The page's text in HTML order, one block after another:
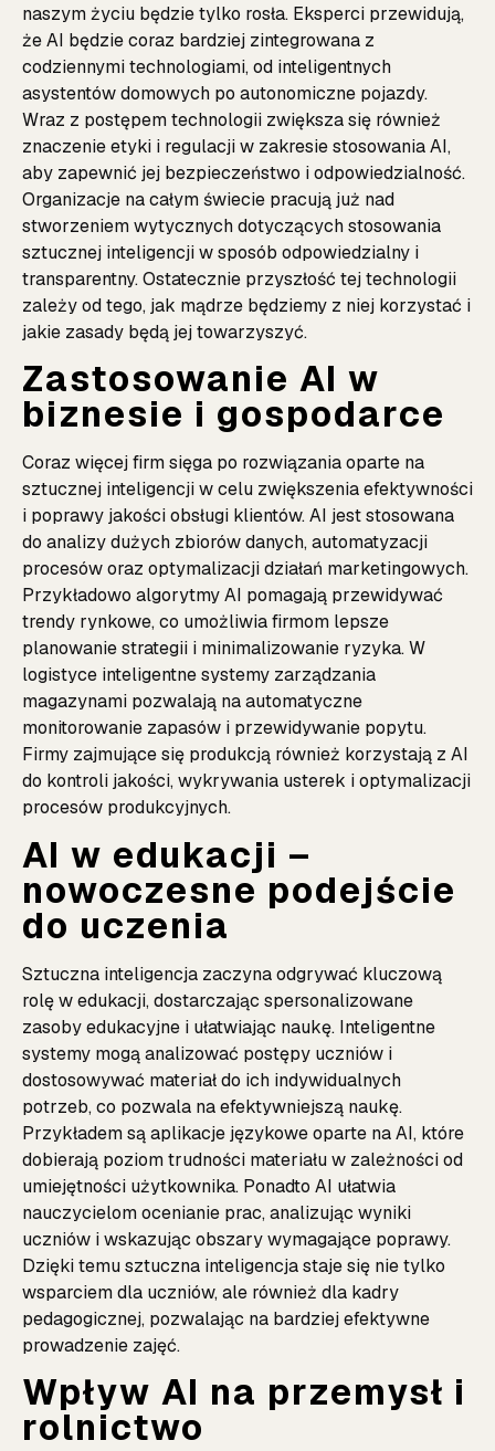
naszym życiu będzie tylko rosła. Eksperci przewidują,
że AI będzie coraz bardziej zintegrowana z
codziennymi technologiami, od inteligentnych
asystentów domowych po autonomiczne pojazdy.
Wraz z postępem technologii zwiększa się również
znaczenie etyki i regulacji w zakresie stosowania AI,
aby zapewnić jej bezpieczeństwo i odpowiedzialność.
Organizacje na całym świecie pracują już nad
stworzeniem wytycznych dotyczących stosowania
sztucznej inteligencji w sposób odpowiedzialny i
transparentny. Ostatecznie przyszłość tej technologii
zależy od tego, jak mądrze będziemy z niej korzystać i
jakie zasady będą jej towarzyszyć.
Zastosowanie AI w
biznesie i gospodarce
Coraz więcej firm sięga po rozwiązania oparte na
sztucznej inteligencji w celu zwiększenia efektywności
i poprawy jakości obsługi klientów. AI jest stosowana
do analizy dużych zbiorów danych, automatyzacji
procesów oraz optymalizacji działań marketingowych.
Przykładowo algorytmy AI pomagają przewidywać
trendy rynkowe, co umożliwia firmom lepsze
planowanie strategii i minimalizowanie ryzyka. W
logistyce inteligentne systemy zarządzania
magazynami pozwalają na automatyczne
monitorowanie zapasów i przewidywanie popytu.
Firmy zajmujące się produkcją również korzystają z AI
do kontroli jakości, wykrywania usterek i optymalizacji
procesów produkcyjnych.
AI w edukacji –
nowoczesne podejście
do uczenia
Sztuczna inteligencja zaczyna odgrywać kluczową
rolę w edukacji, dostarczając spersonalizowane
zasoby edukacyjne i ułatwiając naukę. Inteligentne
systemy mogą analizować postępy uczniów i
dostosowywać materiał do ich indywidualnych
potrzeb, co pozwala na efektywniejszą naukę.
Przykładem są aplikacje językowe oparte na AI, które
dobierają poziom trudności materiału w zależności od
umiejętności użytkownika. Ponadto AI ułatwia
nauczycielom ocenianie prac, analizując wyniki
uczniów i wskazując obszary wymagające poprawy.
Dzięki temu sztuczna inteligencja staje się nie tylko
wsparciem dla uczniów, ale również dla kadry
pedagogicznej, pozwalając na bardziej efektywne
prowadzenie zajęć.
Wpływ AI na przemysł i
rolnictwo